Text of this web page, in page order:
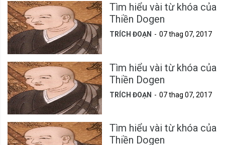
Tìm hiểu vài từ khóa của
Thiền Dogen
TRÍCH ĐOẠN 07 thag 07, 2017
Tìm hiểu vài từ khóa của
Thiền Dogen
TRÍCH ĐOẠN 07 thag 07, 2017
Tìm hiểu vài từ khóa của
Thiền Dogen